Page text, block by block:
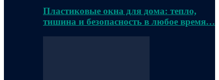
Пластиковые окна для дома: тепло,
тишина и безопасность в любое время…